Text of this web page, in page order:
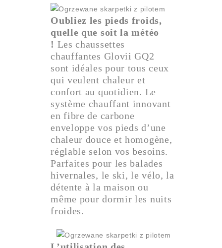
Oubliez les pieds froids,
quelle que soit la météo
! Les chaussettes
chauffantes Glovii GQ2
sont idéales pour tous ceux
qui veulent chaleur et
confort au quotidien. Le
système chauffant innovant
en fibre de carbone
enveloppe vos pieds d’une
chaleur douce et homogène,
réglable selon vos besoins.
Parfaites pour les balades
hivernales, le ski, le vélo, la
détente à la maison ou
même pour dormir les nuits
froides.